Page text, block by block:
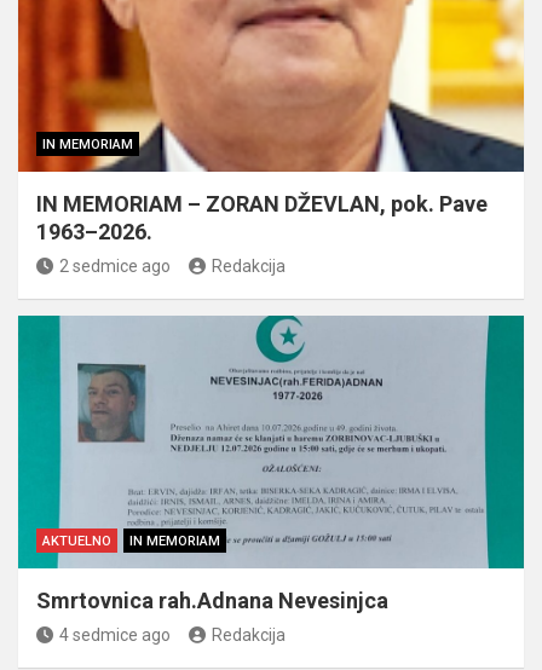
IN MEMORIAM
IN MEMORIAM – ZORAN DŽEVLAN, pok. Pave
1963–2026.
2 sedmice ago Redakcija
AKTUELNO IN MEMORIAM
Smrtovnica rah.Adnana Nevesinjca
4 sedmice ago Redakcija